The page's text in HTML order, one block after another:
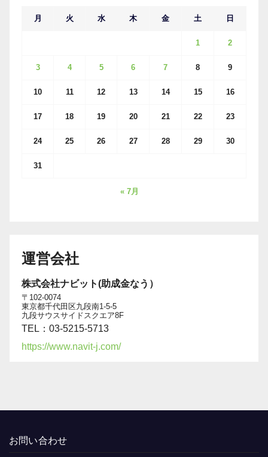
月 火 水 木 金 土 日
1 2
3 4 5 6 7 8 9
10 11 12 13 14 15 16
17 18 19 20 21 22 23
24 25 26 27 28 29 30
31
« 7月
運営会社
株式会社ナビット(助成金なう）
〒102-0074
東京都千代田区九段南1-5-5
九段サウスサイドスクエア8F
TEL：03-5215-5713
https://www.navit-j.com/
お問い合わせ